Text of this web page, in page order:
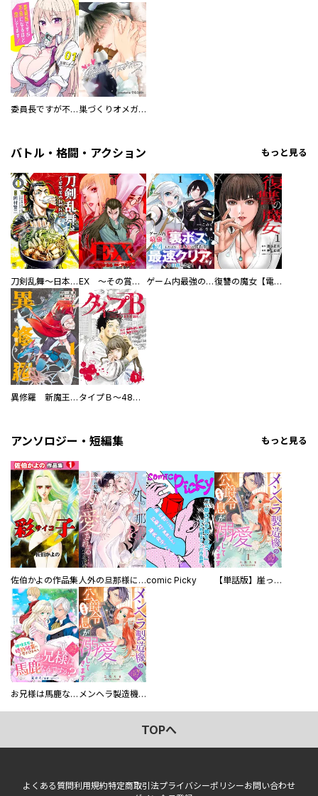
委員長ですが不良になるほど恋してます！ 巣づくりオメガバース
バトル・格闘・アクション もっと見る
刀剣乱舞～日本号つれづれ酒～ EX ～その賞金稼ぎは、世界の出口を探す～【単行本版】 ゲーム内最強の『裏ボス』に転生したので、主人公の代わりに最速クリアを目指します！【電子単行本版】 復讐の魔女【電子単行本版】
異修羅 新魔王戦争 タイプＢ～48時間後、致死率100％～【単話】
アンソロジー・短編集 もっと見る
佐伯かよの作品集 人外の旦那様に娶られ毎晩ナカまで愛される…。アンソロジーcomic Picky 【単話版】崖っぷち令嬢ですが、意地と策略で幸せになります！シリーズ
お兄様は馬鹿なんですか？～地味王女は婚約破棄に巻き込まれる～ メンヘラ製造機の公爵令息（過保護）が溺愛してきます
TOPへ
よくある質問利用規約特定商取引法プライバシーポリシーお問い合わせ